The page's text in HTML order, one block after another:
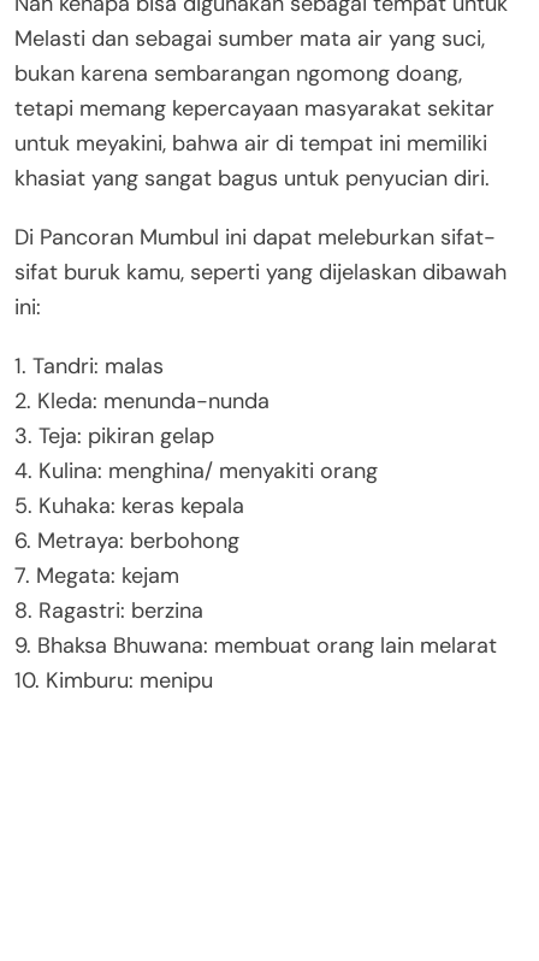
Melasti dan sebagai sumber mata air yang suci,
bukan karena sembarangan ngomong doang,
tetapi memang kepercayaan masyarakat sekitar
untuk meyakini, bahwa air di tempat ini memiliki
khasiat yang sangat bagus untuk penyucian diri.
Di Pancoran Mumbul ini dapat meleburkan sifat-
sifat buruk kamu, seperti yang dijelaskan dibawah
ini:
1. Tandri: malas
2. Kleda: menunda-nunda
3. Teja: pikiran gelap
4. Kulina: menghina/ menyakiti orang
5. Kuhaka: keras kepala
6. Metraya: berbohong
7. Megata: kejam
8. Ragastri: berzina
9. Bhaksa Bhuwana: membuat orang lain melarat
10. Kimburu: menipu